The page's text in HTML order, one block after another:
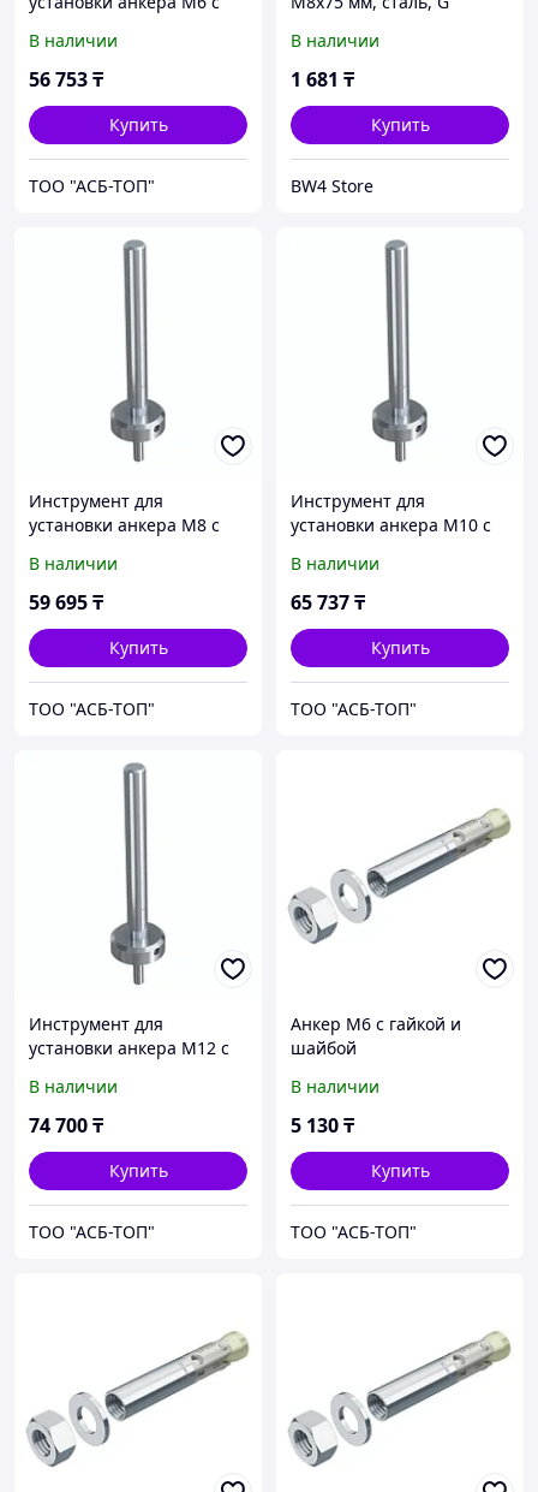
В наличии
56 753₸
Купить
ТОО "АСБ-ТОП"
В наличии
1 681 ₸
Купить
BW4 Store
Инструмент для
установки анкера М8 с
В наличии
59 695₸
Купить
ТОО "АСБ-ТОП"
Инструмент для
установки анкера М10 с
В наличии
65 737₸
Купить
ТОО "АСБ-ТОП"
Инструмент для
установки анкера М12 с
В наличии
74 700₸
Купить
ТОО "АСБ-ТОП"
Анкер М6 с гайкой и
шайбой
В наличии
5 130₸
Купить
ТОО "АСБ-ТОП"